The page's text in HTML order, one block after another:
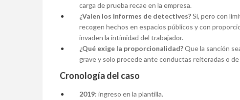
carga de prueba recae en la empresa.
¿Valen los informes de detectives?Sí, pero con
recogen hechos en espacios públicos y con
invaden la intimidad del trabajador.
¿Qué exige la proporcionalidad?Que la sanción
grave y solo procede ante conductas reiteradas o
Cronología del caso
2019: ingreso en la plantilla.